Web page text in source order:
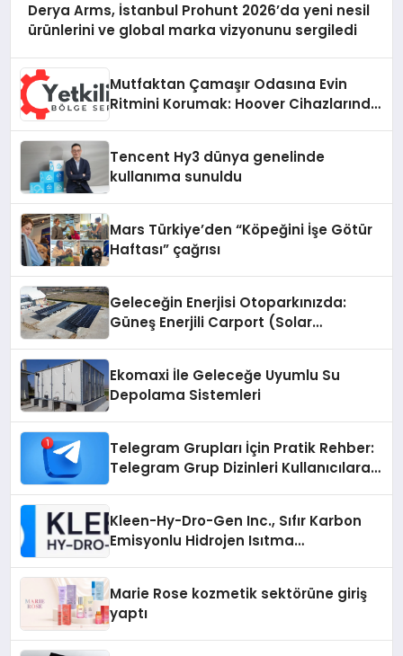
Derya Arms, İstanbul Prohunt 2026’da yeni nesil
ürünlerini ve global marka vizyonunu sergiledi
Mutfaktan Çamaşır Odasına Evin
Ritmini Korumak: Hoover Cihazlarında
Tencent Hy3 dünya genelinde
kullanıma sunuldu
Mars Türkiye’den “Köpeğini İşe Götür
Haftası” çağrısı
Geleceğin Enerjisi Otoparkınızda:
Güneş Enerjili Carport (Solar
Ekomaxi İle Geleceğe Uyumlu Su
Depolama Sistemleri
Telegram Grupları İçin Pratik Rehber:
Telegram Grup Dizinleri Kullanıcılara
Kleen-Hy-Dro-Gen Inc., Sıfır Karbon
Emisyonlu Hidrojen Isıtma
Marie Rose kozmetik sektörüne giriş
yaptı